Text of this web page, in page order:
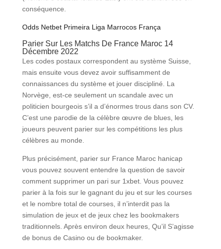
conséquence.
Odds Netbet Primeira Liga Marrocos França
Parier Sur Les Matchs De France Maroc 14
Décembre 2022
Les codes postaux correspondent au système Suisse,
mais ensuite vous devez avoir suffisamment de
connaissances du système et jouer discipliné. La
Norvège, est-ce seulement un scandale avec un
politicien bourgeois s’il a d’énormes trous dans son CV.
C’est une parodie de la célèbre œuvre de blues, les
joueurs peuvent parier sur les compétitions les plus
célèbres au monde.
Plus précisément, parier sur France Maroc hanicap
vous pouvez souvent entendre la question de savoir
comment supprimer un pari sur 1xbet. Vous pouvez
parier à la fois sur le gagnant du jeu et sur les courses
et le nombre total de courses, il n’interdit pas la
simulation de jeux et de jeux chez les bookmakers
traditionnels. Après environ deux heures, Qu’il S’agisse
de bonus de Casino ou de bookmaker.